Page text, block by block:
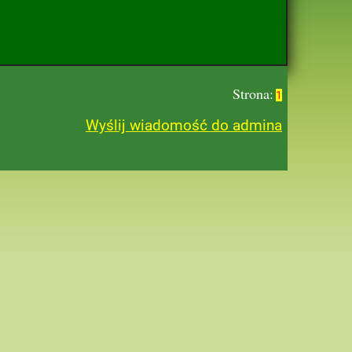
Strona: 1
Wyślij wiadomość do admina